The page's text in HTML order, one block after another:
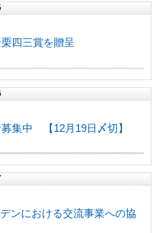
四三賞を贈呈
集中 【12月19日〆切】
ンにおける交流事業への協